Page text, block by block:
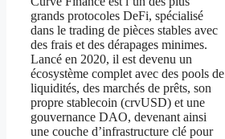
grands protocoles DeFi, spécialisé
dans le trading de pièces stables avec
des frais et des dérapages minimes.
Lancé en 2020, il est devenu un
écosystème complet avec des pools de
liquidités, des marchés de prêts, son
propre stablecoin (crvUSD) et une
gouvernance DAO, devenant ainsi
une couche d’infrastructure clé pour